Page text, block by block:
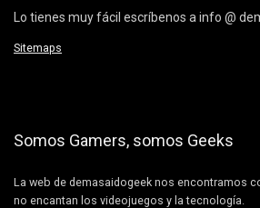
Lo tienes muy fácil escríbenos a info @
Sitemaps
Somos Gamers, somos Geeks
La web de demasaidogeek nos encontramos
no encantan los videojuegos y la tecnología.